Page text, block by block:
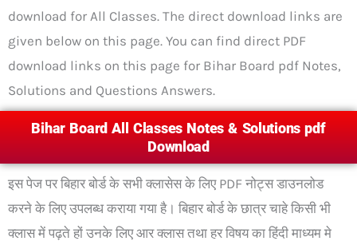
download for All Classes. The direct download links are
given below on this page. You can find direct PDF
download links on this page for Bihar Board pdf Notes,
Solutions and Questions Answers.
Bihar Board All Classes Notes & Solutions pdf
Download
इस पेज पर बिहार बोर्ड के सभी क्लासेस के लिए PDF नोट्स डाउनलोड
करने के लिए उपलब्ध कराया गया है। बिहार बोर्ड के छात्र चाहे किसी भी
क्लास में पढ़ते हों उनके लिए आर क्लास तथा हर विषय का हिंदी माध्यम मे